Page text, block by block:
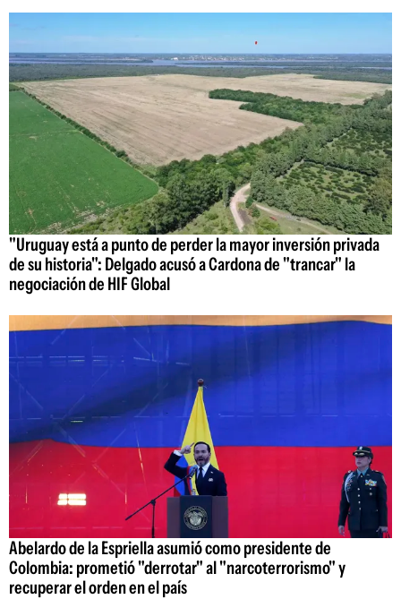
"Uruguay está a punto de perder la mayor inversión privada
de su historia": Delgado acusó a Cardona de "trancar" la
negociación de HIF Global
Abelardo de la Espriella asumió como presidente de
Colombia: prometió "derrotar" al "narcoterrorismo" y
recuperar el orden en el país